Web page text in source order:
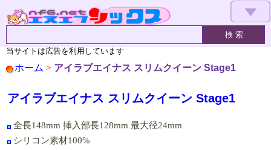
▼
当サイトは広告を利用しています
ホーム > アイラブエイナス スリムクイーン Stage1
アイラブエイナス スリムクイーン Stage1
全長148mm 挿入部長128mm 最大径24mm
シリコン素材100%